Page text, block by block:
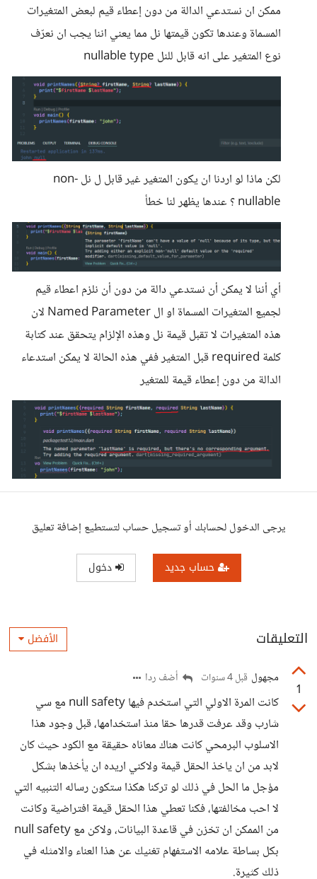
ممكن ان نستدعي الدالة من دون إعطاء قيم لبعض المتغيرات
المسماة وعندها تكون قيمتها نل مما يعني اننا يجب ان نعرّف
نوع المتغير على انه قابل للنل nullable type
لكن ماذا لو اردنا ان يكون المتغير غير قابل ل نل non-
nullable ؟ عندها يظهر لنا خطأ
أي أننا لا يمكن أن نستدعي دالة من دون أن نلزم اعطاء قيم
لجميع المتغيرات المسماة او ال Named Parameter لان
هذه المتغيرات لا تقبل قيمة نل وهذه الإلزام يتحقق عند كتابة
كلمة required قبل المتغير ففي هذه الحالة لا يمكن استدعاء
الدالة من دون إعطاء قيمة للمتغير
يرجى الدخول لحسابك أو تسجيل حساب لتستطيع إضافة تعليق
حساب جديد دخول
التعليقات الأفضل
1
مجهول قبل 4 سنوات أضف ردا
كانت المرة الاولي التي استخدم فيها null safety مع سي
شارب وقد عرفت قدرها حقا منذ استخدامها، قبل وجود هذا
الاسلوب البرمحي كانت هناك معاناه حقيقة مع الكود حيث كان
لابد من ان ياخذ الحقل قيمة ولاكني اريده ان يأخذها بشكل
مؤجل ما الحل في ذلك لو تركنا هكذا ستكون رساله التنبيه التي
لا احب مخالفتها، فكنا تعطي هذا الحقل قيمة افتراضية وكانت
من الممكن ان تخزن في قاعدة البيانات، ولاكن مع null safety
بكل بساطة علامه الاستفهام تغنيك عن هذا العناء والامثله في
ذلك كثيرة.